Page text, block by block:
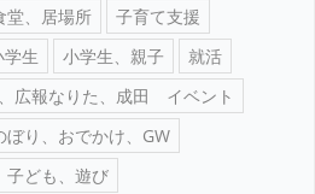
堂、居場所
子育て支援
学生 小学生、親子
就活
広報なりた、成田 イベント
ぼり、おでかけ、GW
子ども、遊び